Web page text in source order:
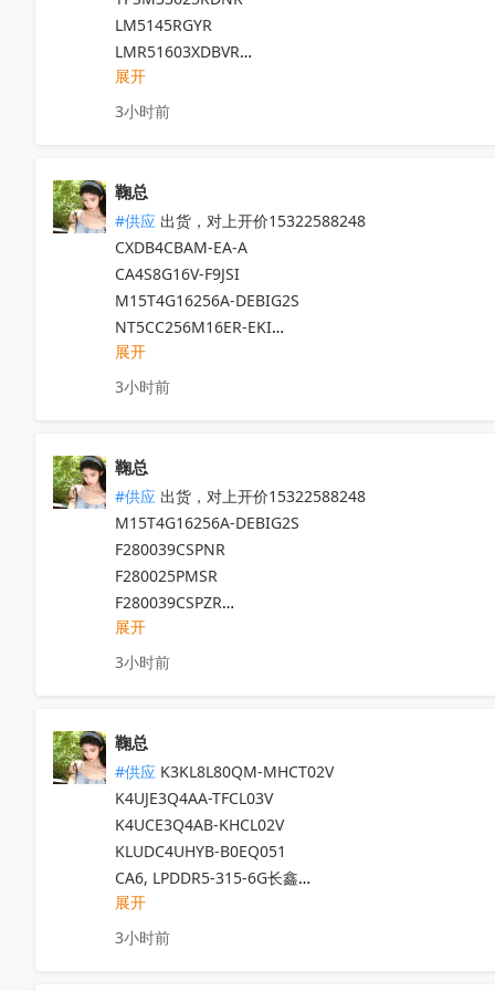
LM5145RGYR
LMR51603XDBVR
F280039CSPZR
F28P550SG8PZR
F2800157SPNR
LCMXO2-2000HC-4TG100C
AM26LV32IDR
INA228AIDGSR
INA229AIDGSR
INA196AIDBVR
INA240A1DR
LM5030MMX/NOPB
SN74LV164APWR
SN74LVCH16543ADGGR
SN74HC373N
SN74HC165PWR
SN74HC595PWR
TXS0102DCUR
HDC3020DEFR
OPA2607SIRUGR
展开
3小时前
鞠总
#供应 出货，对上开价15322588248
CXDB4CBAM-EA-A
CA4S8G16V-F9JSI
M15T4G16256A-DEBIG2S
NT5CC256M16ER-EKI
GDQ3BFAM-WJ
LSM6DSRTR
ADL5565ACPZ-R7
CV28AX26-A0-RH
KLM8G1GEUF-B04Q
SC33PF8100G9ES
FS32K144HAT0MLHR
2322610-1
MPQ4572GQBE-AEC1-Z
6.6SM8Z36A-AQ
74AVC4T245BQ,115
PMEG40T30EPX
UCC23513DWYR
LV2842XLVDDCR
AD780BRZ-REEL
MT29F2G08ABAGAWP-IT:G
MT53E256M32D2DS-053 AAT:B
LCMXO2-2000HC-4TG100C
展开
3小时前
鞠总
#供应 出货，对上开价15322588248
M15T4G16256A-DEBIG2S
F280039CSPNR
F280025PMSR
F280039CSPZR
F280049PZSR
ADS131M08IPBSR
INA819IDR
INA821IDGKR
INA819IDGKR
OPA4171AIPWR
OPA171AIDBVR
OPA2227UA/2K5
OPA2227U/2K5
SN74AHC244NSR
展开
3小时前
鞠总
#供应 K3KL8L80QM-MHCT02V
K4UJE3Q4AA-TFCL03V
K4UCE3Q4AB-KHCL02V
KLUDC4UHYB-B0EQ051
CA6, LPDDR5-315-6G长鑫
FEMDNN256G-C9C76
TEMFG106T10-A8S5
展开
3小时前